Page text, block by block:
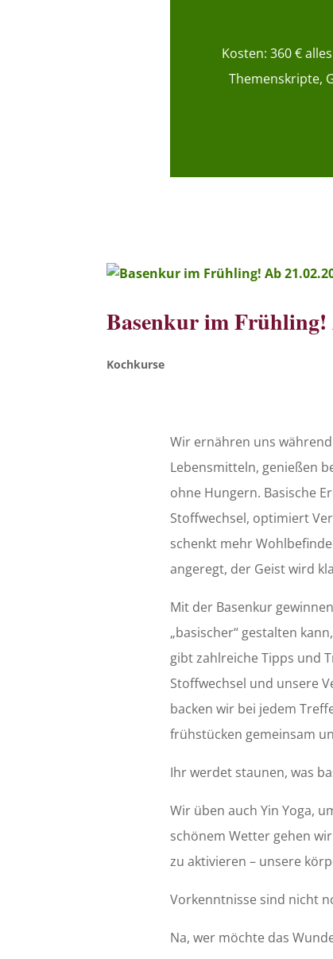
Kosten: 360 €
Themenskripte,
Basenkur im Frühling!
Kochkurse
Wir ernähren uns
Lebensmitteln, genießen
ohne Hungern. Basische
Stoffwechsel, optimiert
schenkt mehr
angeregt, der Geist wird
Mit der Basenkur
„basischer“ gestalten
gibt zahlreiche Tipps und
Stoffwechsel und unsere
backen wir bei jedem
frühstücken gemeinsam
Ihr werdet staunen, was
Wir üben auch Yin Yoga,
schönem Wetter gehen
zu aktivieren – unsere
Vorkenntnisse sind nicht
Na, wer möchte das